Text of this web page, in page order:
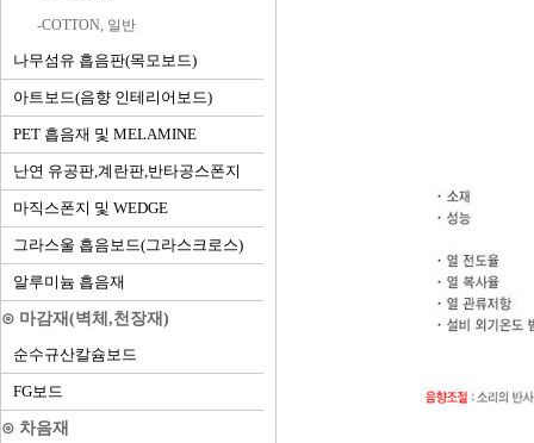
-COTTON, 일반
나무섬유 흡음판(목모보드)
아트보드(음향 인테리어보드)
PET 흡음재 및 MELAMINE
난연 유공판,계란판,반타공스폰지
마직스폰지 및 WEDGE
그라스울 흡음보드(그라스크로스)
알루미늄 흡음재
⊙ 마감재(벽체,천장재)
순수규산칼슘보드
FG보드
⊙ 차음재